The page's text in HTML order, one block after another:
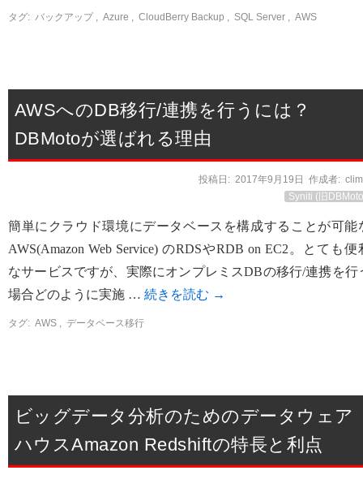
タグ: バックアップ , Azure , CloudBerry Backup , SQL Server , AWS
AWSへのDB移行/連携を行うには？
DBMotoが選ばれる理由
投稿日: 2017年9月19日 作成者:
Syniti (旧
簡単にクラウド環境にデータベースを構成することが可能
AWS(Amazon Web Service) のRDSやRDB on EC2。とても便
なサービスですが、実際にオンプレミスDBの移行/連携を行
場合どのように実施 … 続きを読む →
タグ: AWS , データベース移行
ビッグデータ分析のためのデータウェア
ハウスAmazon Redshiftの特長と利点